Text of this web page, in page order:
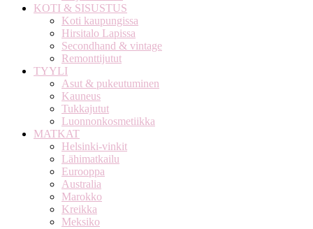
KOTI & SISUSTUS
Koti kaupungissa
Hirsitalo Lapissa
Secondhand & vintage
Remonttijutut
TYYLI
Asut & pukeutuminen
Kauneus
Tukkajutut
Luonnonkosmetiikka
MATKAT
Helsinki-vinkit
Lähimatkailu
Eurooppa
Australia
Marokko
Kreikka
Meksiko